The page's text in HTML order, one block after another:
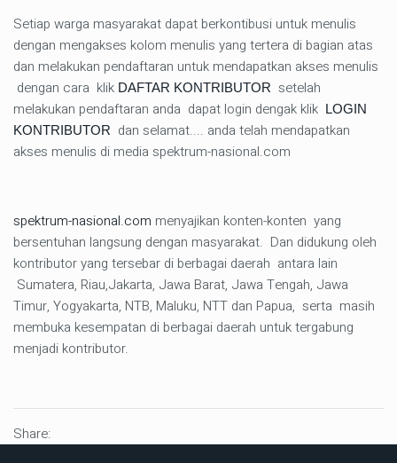
Setiap warga masyarakat dapat berkontibusi untuk menulis
dengan mengakses kolom menulis yang tertera di bagian atas
dan melakukan pendaftaran untuk mendapatkan akses menulis
dengan cara klik DAFTAR KONTRIBUTOR setelah
melakukan pendaftaran anda dapat login dengak klik LOGIN
KONTRIBUTOR dan selamat.... anda telah mendapatkan
akses menulis di media spektrum-nasional.com
spektrum-nasional.com menyajikan konten-konten yang
bersentuhan langsung dengan masyarakat. Dan didukung oleh
kontributor yang tersebar di berbagai daerah antara lain
Sumatera, Riau,Jakarta, Jawa Barat, Jawa Tengah, Jawa
Timur, Yogyakarta, NTB, Maluku, NTT dan Papua, serta masih
membuka kesempatan di berbagai daerah untuk tergabung
menjadi kontributor.
Share: